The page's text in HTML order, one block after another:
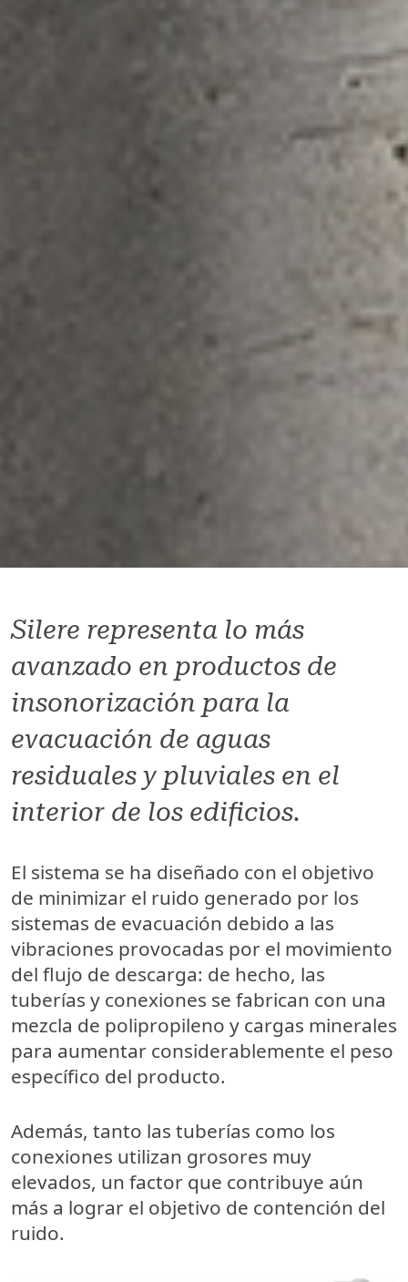
Silere representa lo más
avanzado en productos de
insonorización para la
evacuación de aguas
residuales y pluviales en el
interior de los edificios.
El sistema se ha diseñado con el objetivo
de minimizar el ruido generado por los
sistemas de evacuación debido a las
vibraciones provocadas por el movimiento
del flujo de descarga: de hecho, las
tuberías y conexiones se fabrican con una
mezcla de polipropileno y cargas minerales
para aumentar considerablemente el peso
específico del producto.
Además, tanto las tuberías como los
conexiones utilizan grosores muy
elevados, un factor que contribuye aún
más a lograr el objetivo de contención del
ruido.